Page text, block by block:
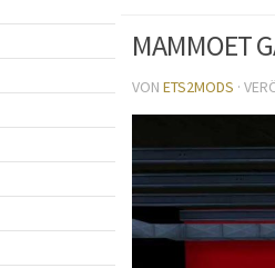
MAMMOET
VON ETS2MODS ·